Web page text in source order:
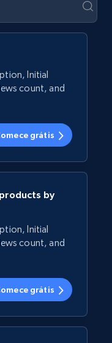
Initial
count, and
grátis
by
Initial
count, and
grátis